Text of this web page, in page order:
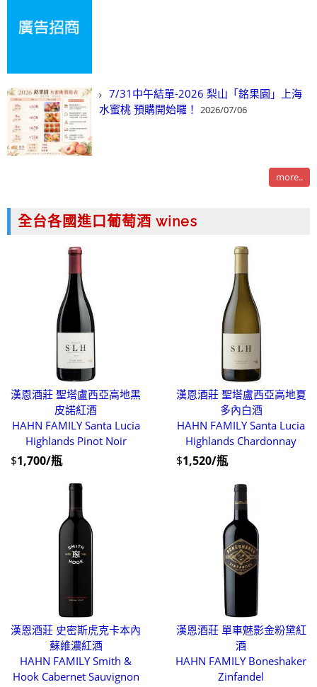
7/31中午結單-2026 梨山「銘果園」上海
水蜜桃 預購開始囉！ 2026/07/06
more..
全台各國進口葡萄酒 wines
漢恩酒莊 聖塔盧西亞高地黑
皮諾紅酒
HAHN FAMILY Santa Lucia
Highlands Pinot Noir
$1,700/瓶
漢恩酒莊 聖塔盧西亞高地夏
多內白酒
HAHN FAMILY Santa Lucia
Highlands Chardonnay
$1,520/瓶
漢恩酒莊 史密斯虎克卡本內
蘇維濃紅酒
HAHN FAMILY Smith &
Hook Cabernet Sauvignon
漢恩酒莊 單車魅影金粉黛紅
酒
HAHN FAMILY Boneshaker
Zinfandel